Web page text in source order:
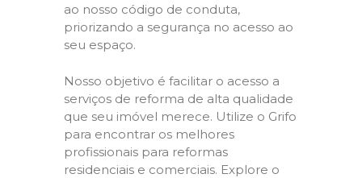
ao nosso código de conduta,
priorizando a segurança no acesso ao
seu espaço.
Nosso objetivo é facilitar o acesso a
serviços de reforma de alta qualidade
que seu imóvel merece. Utilize o Grifo
para encontrar os melhores
profissionais para reformas
residenciais e comerciais. Explore o